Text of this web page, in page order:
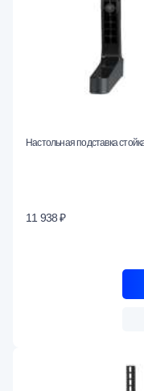
Настольная подставка
11 938 ₽